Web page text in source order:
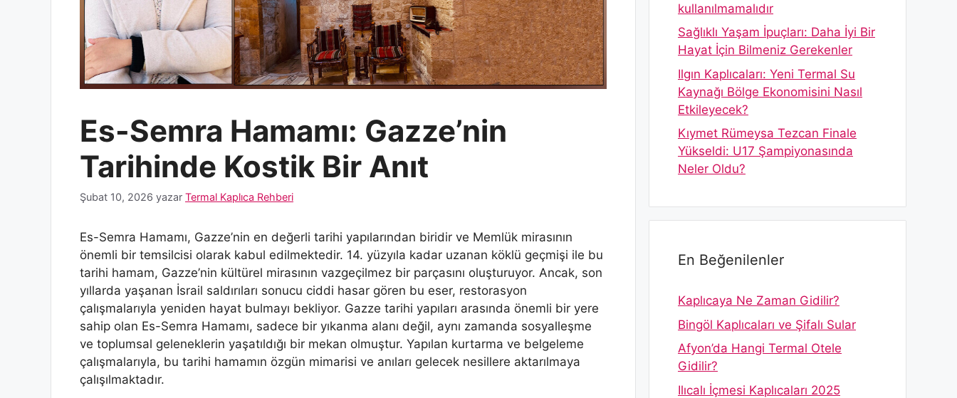
Es-Semra Hamamı: Gazze’nin
Tarihinde Kostik Bir Anıt
Şubat 10, 2026 yazar Termal Kaplıca Rehberi
Es-Semra Hamamı, Gazze’nin en değerli tarihi yapılarından biridir ve Memlük mirasının
önemli bir temsilcisi olarak kabul edilmektedir. 14. yüzyıla kadar uzanan köklü geçmişi ile bu
tarihi hamam, Gazze’nin kültürel mirasının vazgeçilmez bir parçasını oluşturuyor. Ancak, son
yıllarda yaşanan İsrail saldırıları sonucu ciddi hasar gören bu eser, restorasyon
çalışmalarıyla yeniden hayat bulmayı bekliyor. Gazze tarihi yapıları arasında önemli bir yere
sahip olan Es-Semra Hamamı, sadece bir yıkanma alanı değil, aynı zamanda sosyalleşme
ve toplumsal geleneklerin yaşatıldığı bir mekan olmuştur. Yapılan kurtarma ve belgeleme
çalışmalarıyla, bu tarihi hamamın özgün mimarisi ve anıları gelecek nesillere aktarılmaya
çalışılmaktadır.
kullanılmamalıdır
Sağlıklı Yaşam İpuçları: Daha İyi Bir
Hayat İçin Bilmeniz Gerekenler
Ilgın Kaplıcaları: Yeni Termal Su
Kaynağı Bölge Ekonomisini Nasıl
Etkileyecek?
Kıymet Rümeysa Tezcan Finale
Yükseldi: U17 Şampiyonasında
Neler Oldu?
En Beğenilenler
Kaplıcaya Ne Zaman Gidilir?
Bingöl Kaplıcaları ve Şifalı Sular
Afyon’da Hangi Termal Otele
Gidilir?
Ilıcalı İçmesi Kaplıcaları 2025